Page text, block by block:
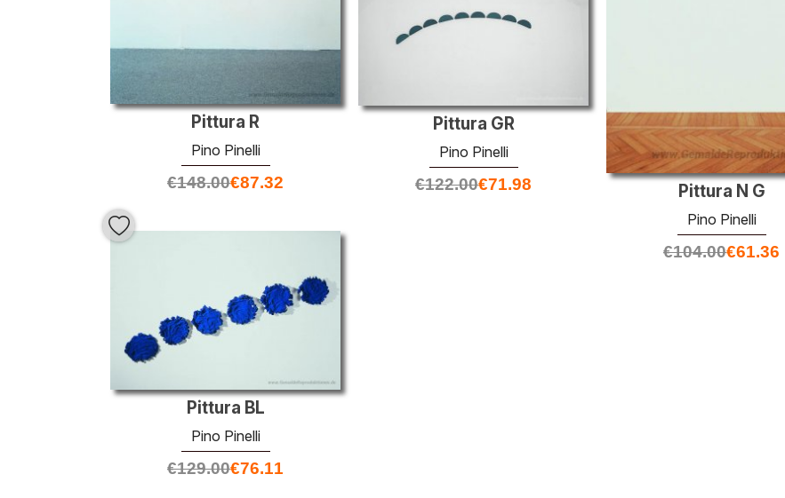
Pittura R
Pino Pinelli
€148.00€87.32 Pittura N G
Pino Pinelli
€104.00€61.36
Pittura GR
Pino Pinelli
€122.00€71.98
Pittura BL
Pino Pinelli
€129.00€76.11